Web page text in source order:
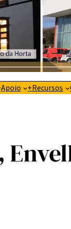
Apoio +Recursos